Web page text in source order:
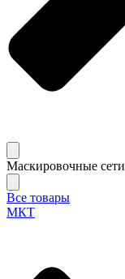
Маскировочные сети
Все товары
МКТ